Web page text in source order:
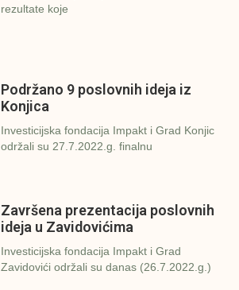
rezultate koje
Podržano 9 poslovnih ideja iz
Konjica
Investicijska fondacija Impakt i Grad Konjic
održali su 27.7.2022.g. finalnu
Završena prezentacija poslovnih
ideja u Zavidovićima
Investicijska fondacija Impakt i Grad
Zavidovići održali su danas (26.7.2022.g.)